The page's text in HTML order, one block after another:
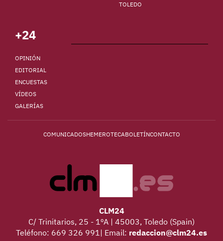
TOLEDO
+24
OPINIÓN
EDITORIAL
ENCUESTAS
VÍDEOS
GALERÍAS
COMUNICADOSHEMEROTECABOLETÍNCONTACTO
CLM24
C/ Trinitarios, 25 - 1ºA | 45003, Toledo (Spain)
Teléfono: 669 326 991| Email: redaccion@clm24.es